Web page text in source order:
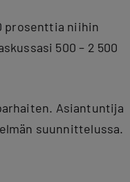
prosenttia niihin
500 – 2 500
Asiantuntija
suunnittelussa.